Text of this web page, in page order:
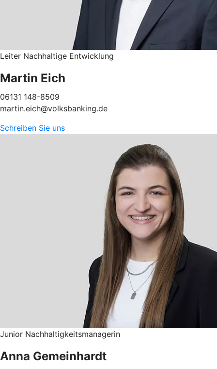
Leiter Nachhaltige Entwicklung
Martin Eich
06131 148-8509
martin.eich@volksbanking.de
Schreiben Sie uns
Junior Nachhaltigkeitsmanagerin
Anna Gemeinhardt